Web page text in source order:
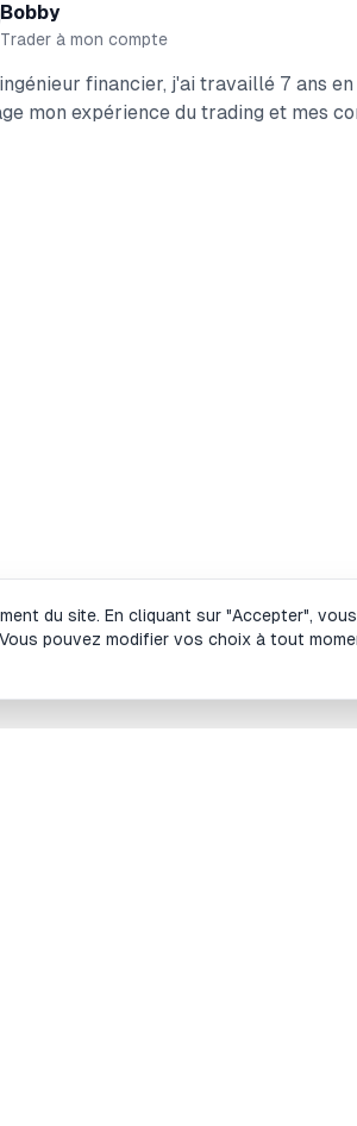
Bobby
Trader à mon compte
financier, j'ai travaillé 7 ans
mon expérience du trading et mes
du site. En cliquant sur "Accepter",
pouvez modifier vos choix à tout